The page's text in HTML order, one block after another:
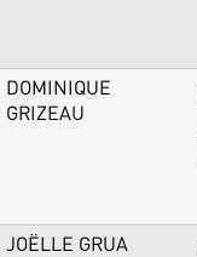
DOMINIQUE
GRIZEAU
JOËLLE GRUA